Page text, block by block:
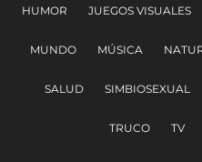
HUMOR JUEGOS VISUALES
MUNDO MÚSICA
SALUD SIMBIOSEXUAL
TRUCO TV